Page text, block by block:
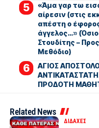
«Άμα γαρ τω
αίρεσιν (στις
απέστη ο
άγγελος…»
Στουδίτης –
Μεθόδιο)
ΑΓΙΟΣ
ΠΡΟΔΟΤΗ
Related News
ΔΙΔΑΧΕΣ